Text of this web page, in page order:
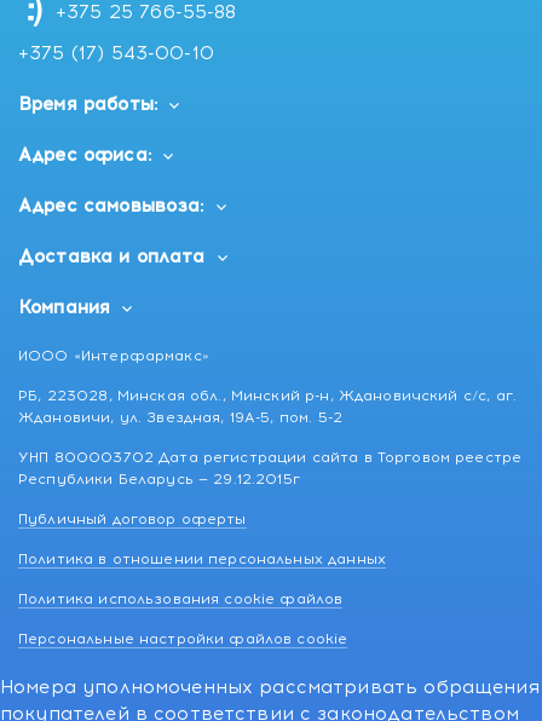
+375 25 766-55-88
+375 (17) 543-00-10
Время работы:
Адрес офиса:
Адрес самовывоза:
Доставка и оплата
Компания
ИООО «Интерфармакс»
РБ, 223028, Минская обл., Минский р-н, Ждановичский с/с, аг.
Ждановичи, ул. Звездная, 19А-5, пом. 5-2
УНП 800003702 Дата регистрации сайта в Торговом реестре
Республики Беларусь — 29.12.2015г
Публичный договор оферты
Политика в отношении персональных данных
Политика использования cookie файлов
Персональные настройки файлов cookie
Номера уполномоченных рассматривать обращения
покупателей в соответствии с законодательством